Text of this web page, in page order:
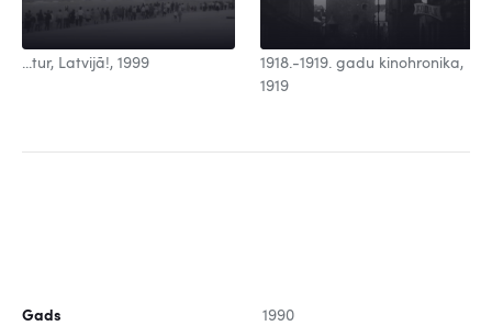
...tur, Latvijā!, 1999
1918.-1919. gadu kinohronika,
1919
Gads 1990